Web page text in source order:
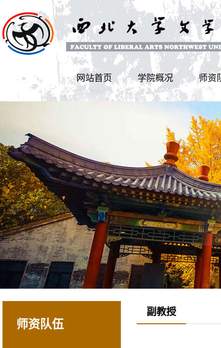
网站首页 学院概况 师资
师资队伍
副教授